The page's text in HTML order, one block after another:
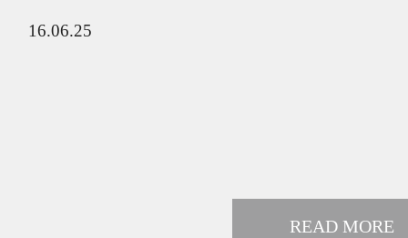
16.06.25
READ MORE